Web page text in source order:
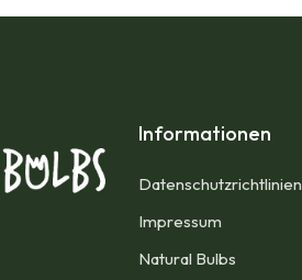
Informationen
Datenschutzrichtlinien
Impressum​
Natural Bulbs